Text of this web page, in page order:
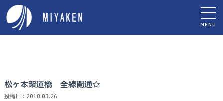
MENU
松ヶ本架道橋 全線開通☆
投稿日：2018.03.26